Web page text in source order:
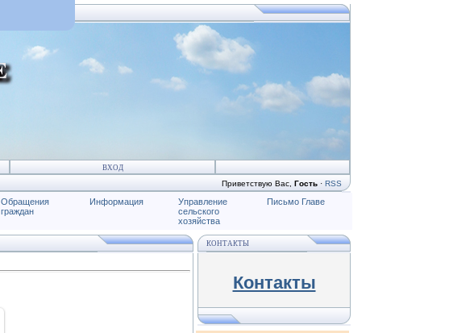
ВХОД
Приветствую Вас Гость · RSS
Обращения
граждан
Информация
Управление
сельского
хозяйства
Письмо Главе
КОНТАКТЫ
Контакты